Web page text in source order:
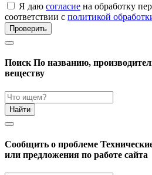
Я даю согласие на обработку
соответствии с политикой
Проверить
Поиск По названию,
веществу
Найти
Cообщить о проблеме
или предложения по работе сайта